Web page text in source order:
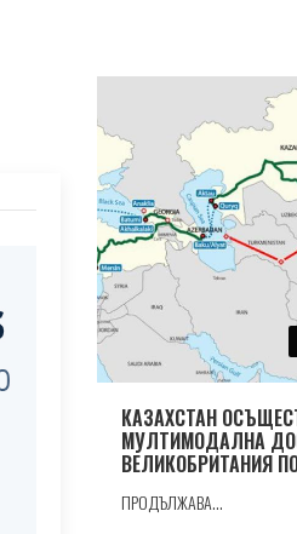
КАЗАХСТАН
МУЛТИМОДАЛНА
ВЕЛИКОБРИТАНИЯ
ПРОДЪЛЖАВА...